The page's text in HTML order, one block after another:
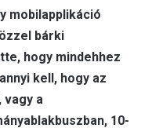
mobilapplikáció
bárki
hogy mindehhez
kell, hogy az
a
10-